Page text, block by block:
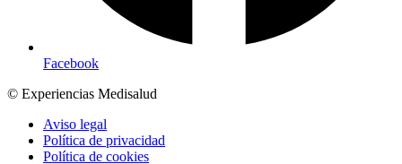
Facebook
© Experiencias Medisalud
Aviso legal
Política de privacidad
Política de cookies